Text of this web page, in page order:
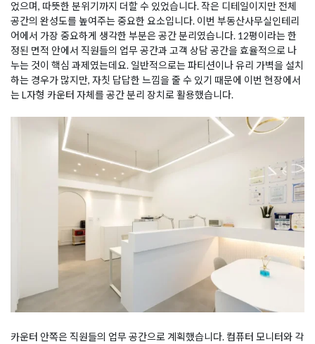
었으며, 따뜻한 분위기까지 더할 수 있었습니다. 작은 디테일이지만 전체
공간의 완성도를 높여주는 중요한 요소입니다. 이번 부동산사무실인테리
어에서 가장 중요하게 생각한 부분은 공간 분리였습니다. 12평이라는 한
정된 면적 안에서 직원들의 업무 공간과 고객 상담 공간을 효율적으로 나
누는 것이 핵심 과제였는데요. 일반적으로는 파티션이나 유리 가벽을 설치
하는 경우가 많지만, 자칫 답답한 느낌을 줄 수 있기 때문에 이번 현장에서
는 L자형 카운터 자체를 공간 분리 장치로 활용했습니다.
카운터 안쪽은 직원들의 업무 공간으로 계획했습니다. 컴퓨터 모니터와 각